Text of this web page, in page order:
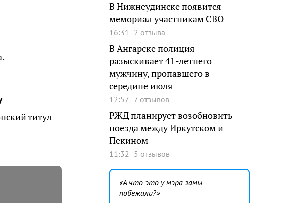
титул
В Нижнеудинске появится
мемориал участникам СВО
16:31 2 отзыва
В Ангарске полиция
разыскивает 41-летнего
мужчину, пропавшего в
середине июля
12:57 7 отзывов
РЖД планирует возобновить
поезда между Иркутском и
Пекином
11:32 5 отзывов
А что это у мэра замы
побежали?